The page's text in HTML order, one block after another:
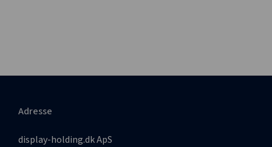
Adresse
display-holding.dk ApS